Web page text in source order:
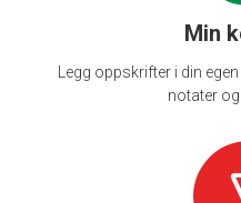
Min
Legg oppskrifter i din
notater